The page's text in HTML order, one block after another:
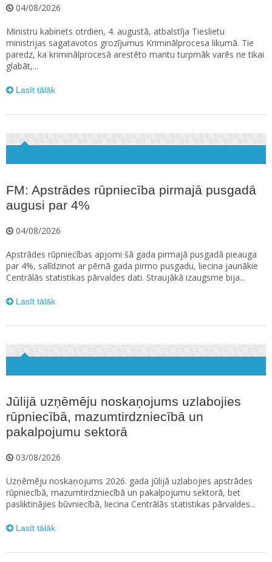
04/08/2026
Ministru kabinets otrdien, 4. augustā, atbalstīja Tieslietu
ministrijas sagatavotos grozījumus Kriminālprocesa likumā. Tie
paredz, ka kriminālprocesā arestēto mantu turpmāk varēs ne tikai
glabāt,...
Lasīt tālāk
FM: Apstrādes rūpniecība pirmajā pusgadā
augusi par 4%
04/08/2026
Apstrādes rūpniecības apjomi šā gada pirmajā pusgadā pieauga
par 4%, salīdzinot ar pērnā gada pirmo pusgadu, liecina jaunākie
Centrālās statistikas pārvaldes dati. Straujākā izaugsme bija...
Lasīt tālāk
Jūlijā uzņēmēju noskaņojums uzlabojies
rūpniecībā, mazumtirdzniecībā un
pakalpojumu sektorā
03/08/2026
Uzņēmēju noskaņojums 2026. gada jūlijā uzlabojies apstrādes
rūpniecībā, mazumtirdzniecībā un pakalpojumu sektorā, bet
pasliktinājies būvniecībā, liecina Centrālās statistikas pārvaldes...
Lasīt tālāk